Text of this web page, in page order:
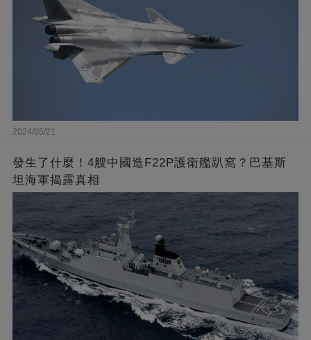
2024/05/21
發生了什麼！4艘中國造F22P護衛艦趴窩？巴基斯
坦海軍揭露真相